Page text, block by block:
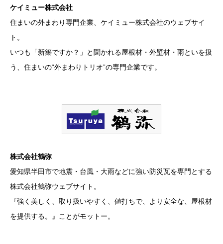
ケイミュー株式会社
住まいの外まわり専門企業、ケイミュー株式会社のウェブサイ
ト。
いつも「新築ですか？」と聞かれる屋根材・外壁材・雨といを扱
う、住まいの“外まわりトリオ”の専門企業です。
株式会社鶴弥
愛知県半田市で地震・台風・大雨などに強い防災瓦を専門とする
株式会社鶴弥ウェブサイト。
『強く美しく、取り扱いやすく、値打ちで、より安全な、屋根材
を提供する。』ことがモットー。